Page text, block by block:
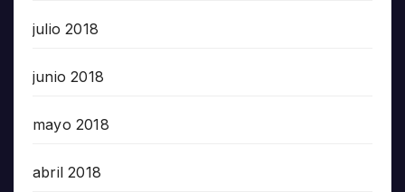
julio 2018
junio 2018
mayo 2018
abril 2018